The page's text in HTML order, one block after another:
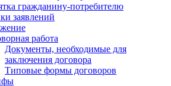
гражданину-потребителю
заявлений
работа
Документы, необходимые для
заключения договора
Типовые формы договоров